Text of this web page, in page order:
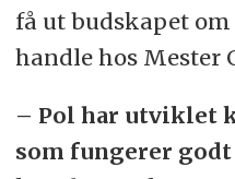
få ut budskapet
handle hos Mester
– Pol har utviklet
som fungerer